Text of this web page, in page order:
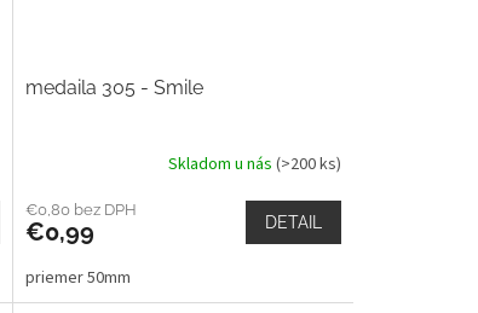
medaila 305 - Smile
Skladom u nás (>200 ks)
€0,80 bez DPH
€0,99 DETAIL
priemer 50mm